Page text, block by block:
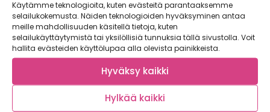
Käytämme teknologioita, kuten evästeitä parantaaksemme
selailukokemusta. Näiden teknologioiden hyväksyminen antaa
meille mahdollisuuden käsitellä tietoja, kuten
selailukäyttäytymistä tai yksilöllisiä tunnuksia tällä sivustolla. Voit
hallita evästeiden käyttölupaa alla olevista painikkeista.
Hyväksy kaikki
Hylkää kaikki
Lämmittävä chorizo-papukeitto on perinteisen nakkikeiton
haastaja! Tämä soppa maistuu koko perheelle ja maksaa
alle...